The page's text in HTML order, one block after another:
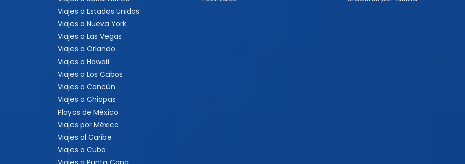
Viajes a Estados Unidos
Viajes a Nueva York
Viajes a Las Vegas
Viajes a Orlando
Viajes a Hawaii
Viajes a Los Cabos
Viajes a Cancún
Viajes a Chiapas
Playas de México
Viajes por México
Viajes al Caribe
Viajes a Cuba